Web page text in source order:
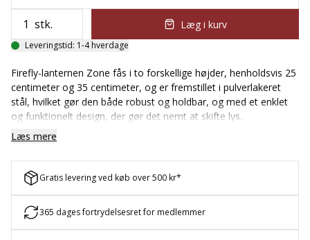
stk. Læg i kurv
Leveringstid: 1-4 hverdage
Firefly-lanternen Zone fås i to forskellige højder, henholdsvis 25
centimeter og 35 centimeter, og er fremstillet i pulverlakeret
stål, hvilket gør den både robust og holdbar, og med et enklet
og funktionelt design, der gør det nemt at skifte lys.
Toppstykket kan hurtigt tages af, og du kan nemt udskifte lyset
ved at folde den lille silikonrem op og lægge den ned igen, når
lyset er skiftet. Designet er inspireret af gamle lanterner, som
blev brugt af vægtere for mange hundrede år siden, men er her
præsenteret i en moderne fortolkning, der passer perfekt til
både terrassen og altanen. Lanternen giver et varmt og
hyggeligt skær, som gør den ideel til at skabe stemning på
sommeraftener eller i de mørkere måneder.
Læs mere
Gratis levering ved køb over 500 kr*
365 dages fortrydelsesret for medlemmer